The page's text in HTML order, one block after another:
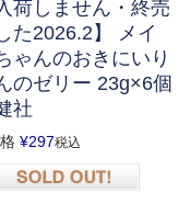
荷しません・終売
た2026.2】 メイ
ゃんのおきにいり
のゼリー 23g×6個
社
¥297税込